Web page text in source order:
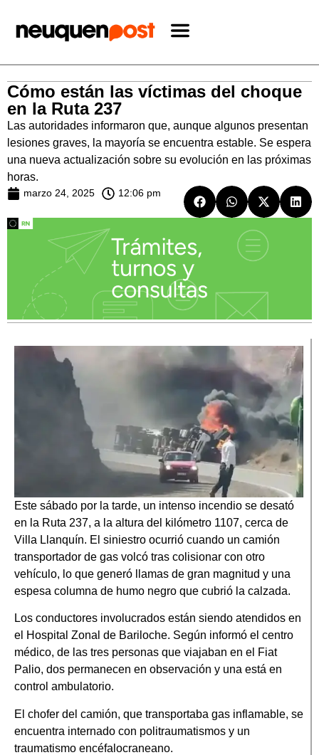
Cómo están las víctimas del choque
en la Ruta 237
Las autoridades informaron que, aunque algunos presentan
lesiones graves, la mayoría se encuentra estable. Se espera
una nueva actualización sobre su evolución en las próximas
horas.
marzo 24, 2025 12:06 pm
Este sábado por la tarde, un intenso incendio se desató
en la Ruta 237, a la altura del kilómetro 1107, cerca de
Villa Llanquín. El siniestro ocurrió cuando un camión
transportador de gas volcó tras colisionar con otro
vehículo, lo que generó llamas de gran magnitud y una
espesa columna de humo negro que cubrió la calzada.
Los conductores involucrados están siendo atendidos en
el Hospital Zonal de Bariloche. Según informó el centro
médico, de las tres personas que viajaban en el Fiat
Palio, dos permanecen en observación y una está en
control ambulatorio.
El chofer del camión, que transportaba gas inflamable, se
encuentra internado con politraumatismos y un
traumatismo encéfalocraneano.